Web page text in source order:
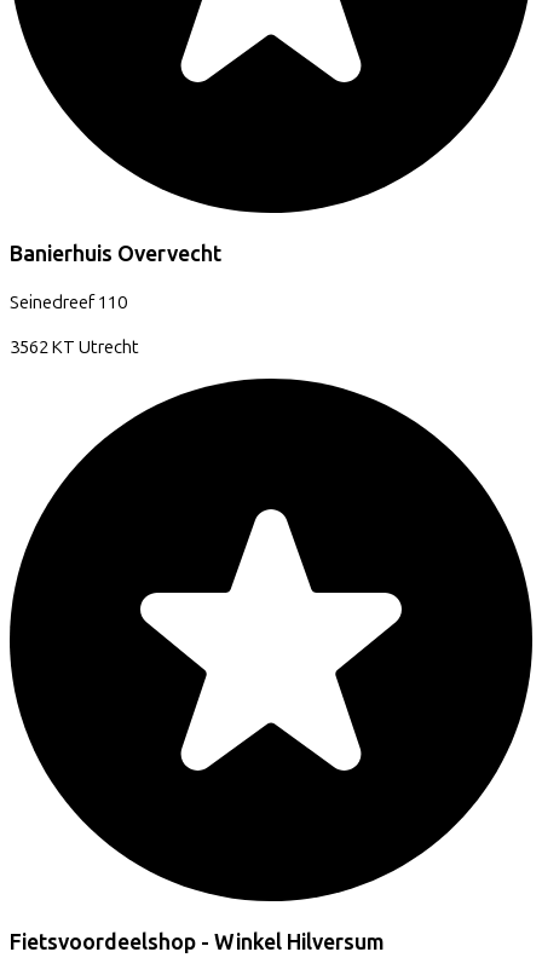
Banierhuis Overvecht
Seinedreef 110
3562 KT Utrecht
Fietsvoordeelshop - Winkel Hilversum